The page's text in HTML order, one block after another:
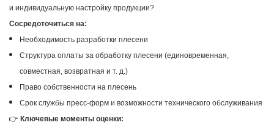
и индивидуальную настройку продукции?
Сосредоточиться на:
Необходимость разработки плесени
Структура оплаты за обработку плесени (единовременная,
совместная, возвратная и т. д.)
Право собственности на плесень
Срок службы пресс-форм и возможности технического обслуживания
👉 Ключевые моменты оценки: